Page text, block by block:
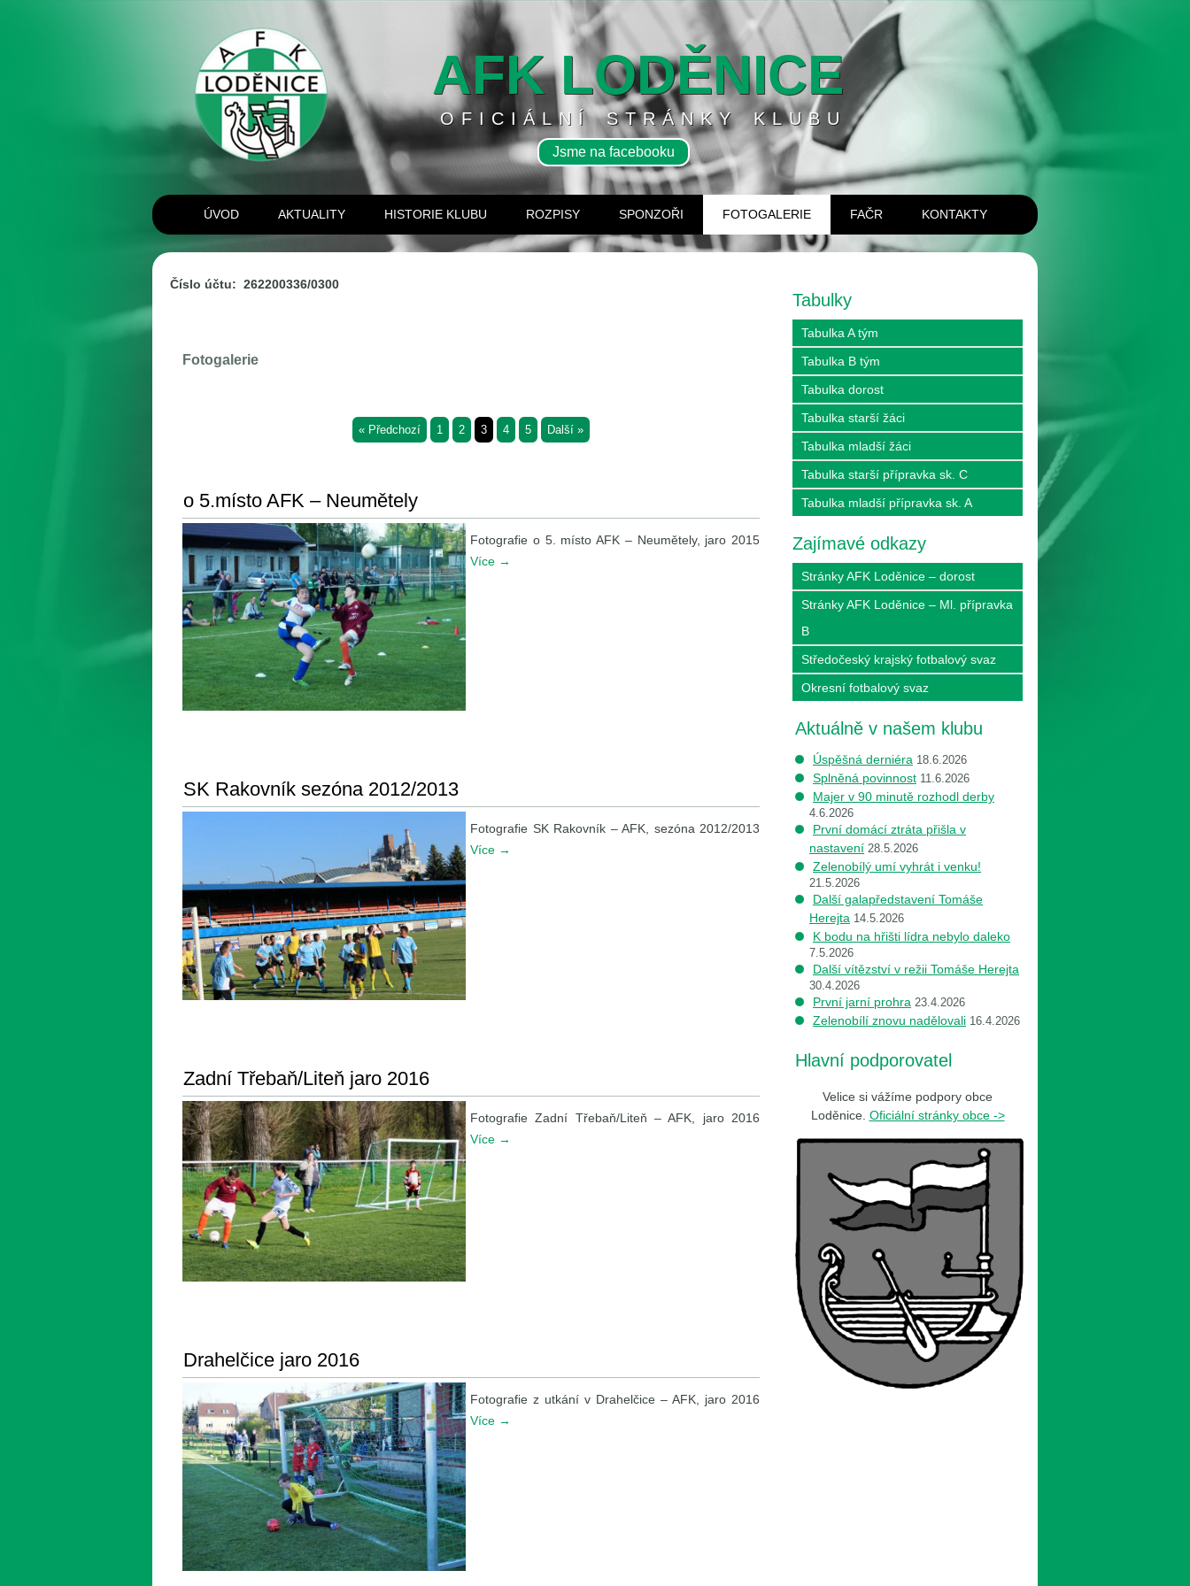
Jsme na facebooku
AFK LODĚNICE
OFICIÁLNÍ STRÁNKY KLUBU
ÚVOD AKTUALITY HISTORIE KLUBU ROZPISY SPONZOŘI FOTOGALERIE FAČR KONTAKTY
Číslo účtu: 262200336/0300
Fotogalerie
« Předchozí 1 2 3 4 5 Další »
o 5.místo AFK – Neumětely
Fotografie o 5. místo AFK – Neumětely, jaro 2015
Více →
SK Rakovník sezóna 2012/2013
Fotografie SK Rakovník – AFK, sezóna 2012/2013
Více →
Zadní Třebaň/Liteň jaro 2016
Fotografie Zadní Třebaň/Liteň – AFK, jaro 2016
Více →
Drahelčice jaro 2016
Fotografie z utkání v Drahelčice – AFK, jaro 2016
Více →
Tabulky
Tabulka A tým
Tabulka B tým
Tabulka dorost
Tabulka starší žáci
Tabulka mladší žáci
Tabulka starší přípravka sk. C
Tabulka mladší přípravka sk. A
Zajímavé odkazy
Stránky AFK Loděnice – dorost
Stránky AFK Loděnice – Ml. přípravka
B
Středočeský krajský fotbalový svaz
Okresní fotbalový svaz
Aktuálně v našem klubu
Úspěšná derniéra 18.6.2026
Splněná povinnost 11.6.2026
Majer v 90 minutě rozhodl derby
4.6.2026
První domácí ztráta přišla v
nastavení 28.5.2026
Zelenobílý umí vyhrát i venku!
21.5.2026
Další galapředstavení Tomáše
Herejta 14.5.2026
K bodu na hřišti lídra nebylo daleko
7.5.2026
Další vítězství v režii Tomáše Herejta
30.4.2026
První jarní prohra 23.4.2026
Zelenobílí znovu nadělovali 16.4.2026
Hlavní podporovatel
Velice si vážíme podpory obce
Loděnice. Oficiální stránky obce ->